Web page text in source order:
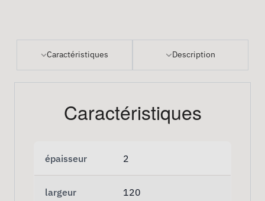
Caractéristiques Description
Caractéristiques
épaisseur 2
largeur 120